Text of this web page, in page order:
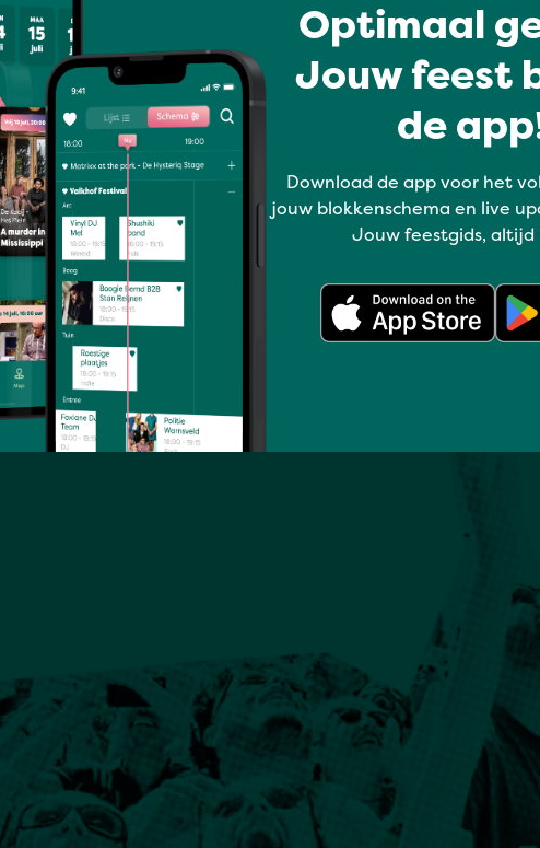
Volledig programma
Optimaal
Jouw feest
de
Download de app voor het
jouw blokkenschema en live
Jouw feestgids, altijd